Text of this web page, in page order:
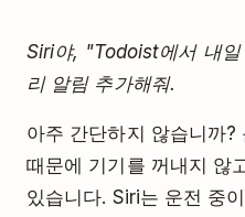
Siri야, "Todoist에서 내
리 알림 추가해줘.
아주 간단하지 않습니까?
때문에 기기를 꺼내지 않
있습니다. Siri는 운전 중